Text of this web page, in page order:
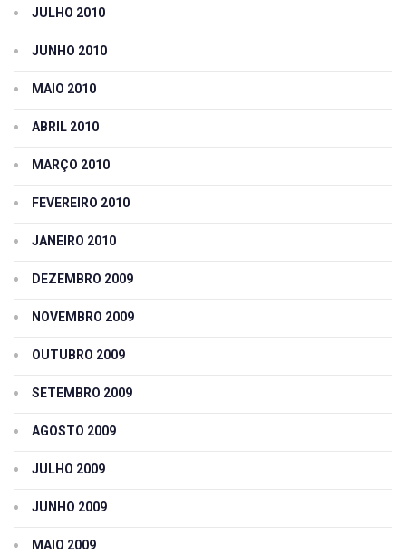
JULHO 2010
JUNHO 2010
MAIO 2010
ABRIL 2010
MARÇO 2010
FEVEREIRO 2010
JANEIRO 2010
DEZEMBRO 2009
NOVEMBRO 2009
OUTUBRO 2009
SETEMBRO 2009
AGOSTO 2009
JULHO 2009
JUNHO 2009
MAIO 2009